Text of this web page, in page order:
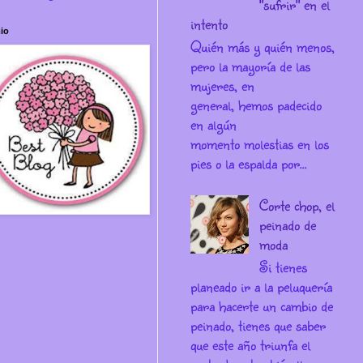
intento
Quién más y quién menos,
pero la mayoría de las
mujeres, en
general, hemos padecido
en algún
momento molestias en los
pies o la espalda por...
Corte chop, el
peinado de
moda
Si tienes
planeado ir a la peluquería
para hacerte un cambio de
peinado, tienes que saber
que este año triunfa el